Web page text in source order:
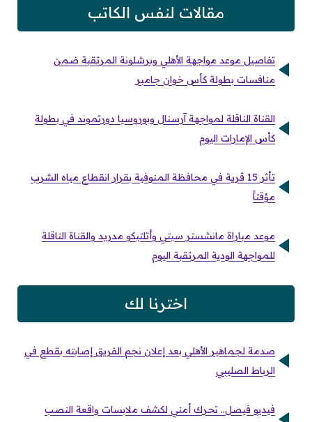
مقالات لنفس الكاتب
تفاصيل موعد مواجهة الأهلي وبرشلونة المرتقبة ضمن
منافسات بطولة كأس خوان جامبر
القناة الناقلة لمواجهة آرسنال وبوروسيا دورتموند في بطولة
كأس الإمارات اليوم
تأثر 15 قرية في محافظة المنوفية بقرار انقطاع مياه الشرب
مؤقتاً
موعد مباراة مانشستر سيتي وأتلتيكو مدريد والقناة الناقلة
للمواجهة الودية المرتقبة اليوم
اخترنا لك
صدمة لجماهير الأهلي بعد إعلان نجم الفريق إصابته بقطع في
الرباط الصليبي
فيديو فيصل.. تحرك أمني لكشف ملابسات واقعة النصب